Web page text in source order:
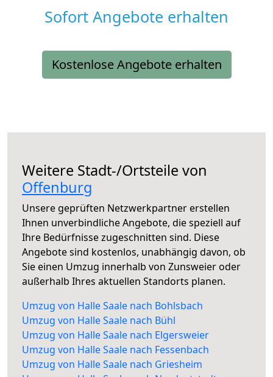
Sofort Angebote erhalten
Kostenlose Angebote erhalten
Weitere Stadt-/Ortsteile von
Offenburg
Unsere geprüften Netzwerkpartner erstellen
Ihnen unverbindliche Angebote, die speziell auf
Ihre Bedürfnisse zugeschnitten sind. Diese
Angebote sind kostenlos, unabhängig davon, ob
Sie einen Umzug innerhalb von Zunsweier oder
außerhalb Ihres aktuellen Standorts planen.
Umzug von Halle Saale nach Bohlsbach
Umzug von Halle Saale nach Bühl
Umzug von Halle Saale nach Elgersweier
Umzug von Halle Saale nach Fessenbach
Umzug von Halle Saale nach Griesheim